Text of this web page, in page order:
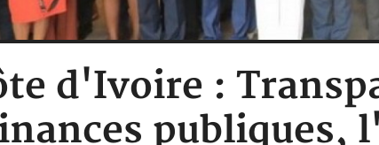
d'Ivoire :
publiques,